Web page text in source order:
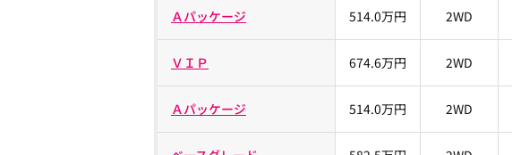
Ａパッケージ 514.0万円 2WD
ＶＩＰ 674.6万円 2WD
Ａパッケージ 514.0万円 2WD